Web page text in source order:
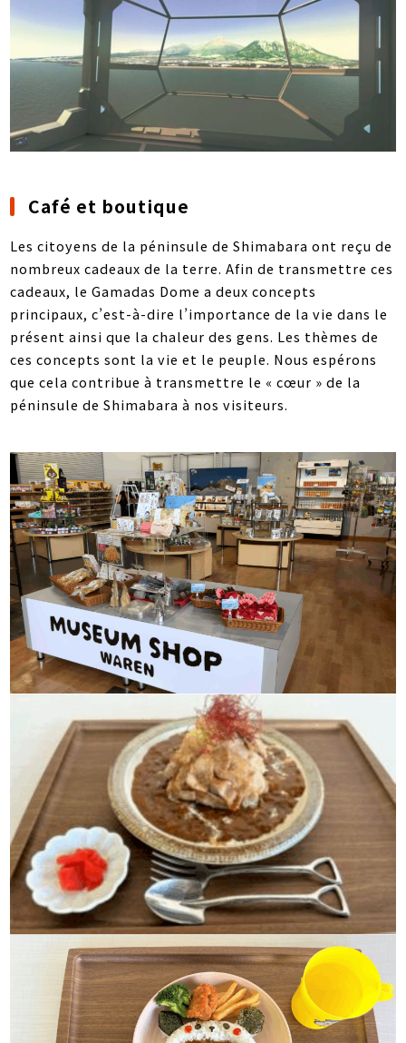
Café et boutique
Les citoyens de la péninsule de Shimabara ont reçu de
nombreux cadeaux de la terre. Afin de transmettre ces
cadeaux, le Gamadas Dome a deux concepts
principaux, c’est-à-dire l’importance de la vie dans le
présent ainsi que la chaleur des gens. Les thèmes de
ces concepts sont la vie et le peuple. Nous espérons
que cela contribue à transmettre le « cœur » de la
péninsule de Shimabara à nos visiteurs.